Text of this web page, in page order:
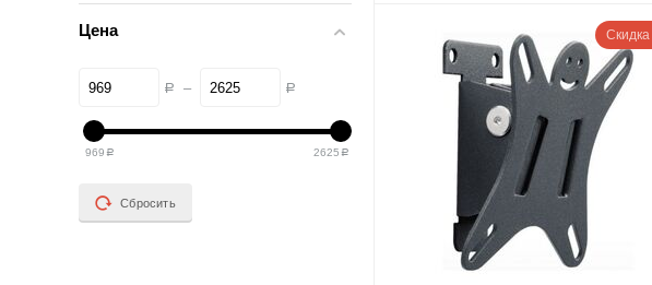
Скидка
Цена
Р – Р
969 Р 2625 Р
Сбросить